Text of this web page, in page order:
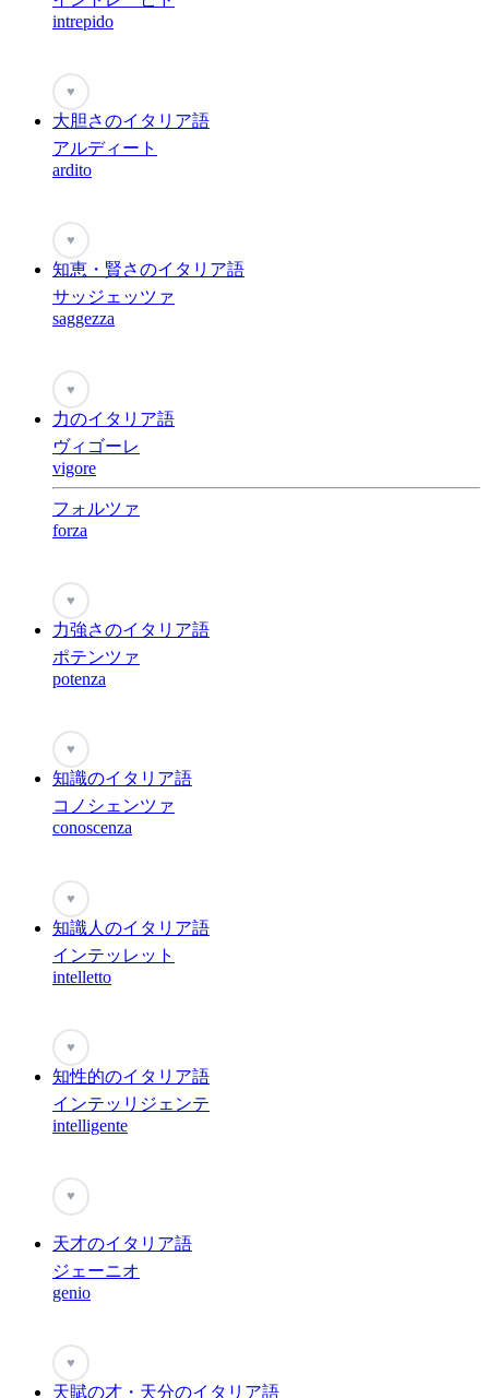
intrepido
♥
大胆さのイタリア語
アルディート
ardito
♥
知恵・賢さのイタリア語
サッジェッツァ
saggezza
♥
力のイタリア語
ヴィゴーレ
vigore
フォルツァ
forza
♥
力強さのイタリア語
ポテンツァ
potenza
♥
知識のイタリア語
コノシェンツァ
conoscenza
♥
知識人のイタリア語
インテッレット
intelletto
♥
知性的のイタリア語
インテッリジェンテ
intelligente
♥
天才のイタリア語
ジェーニオ
genio
♥
天賦の才・天分のイタリア語